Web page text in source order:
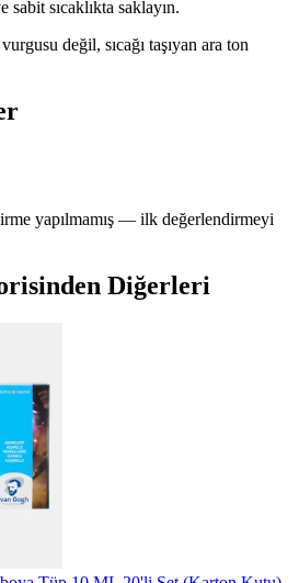
sıcaklıkta saklayın.
değil, sıcağı taşıyan ara ton
yapılmamış — ilk değerlendirmeyi
Diğerleri